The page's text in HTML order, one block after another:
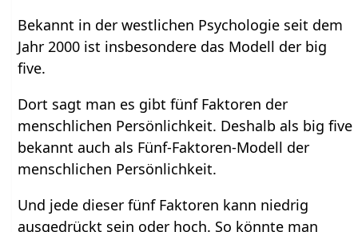
Bekannt in der westlichen Psychologie seit dem
Jahr 2000 ist insbesondere das Modell der big
five.
Dort sagt man es gibt fünf Faktoren der
menschlichen Persönlichkeit. Deshalb als big five
bekannt auch als Fünf-Faktoren-Modell der
menschlichen Persönlichkeit.
Und jede dieser fünf Faktoren kann niedrig
ausgedrückt sein oder hoch. So könnte man